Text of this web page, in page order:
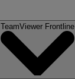
TeamViewer Frontline